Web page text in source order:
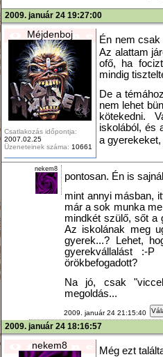
2009. január 24 19:27:00
Méjdenboj
Csatlakozás időpontja:
2007.02.25
Üzeneteinek száma: 10661
Én nem csak
Az alattam
ofő, ha
mindig
De a
nem lehet
kötekedni.
iskolából, és
a
nekem8
pontosan. Én is
mint annyi másban,
már a sok munka
mindkét szülő, sőt a
Az iskolának meg
gyerek...? Lehet,
gyerekvállalást :-
örökbefogadott?
Na jó, csak
megoldás...
2009. január 24 21:15:40
2009. január 24 18:16:57
nekem8
Még ezt